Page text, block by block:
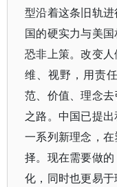
型沿着这条旧轨
国的硬实力与美
恐非上策。改变
维、视野，用责
范、价值、理念
之路。中国已提
一系列新理念，
择。现在需要做
化，同时也更易